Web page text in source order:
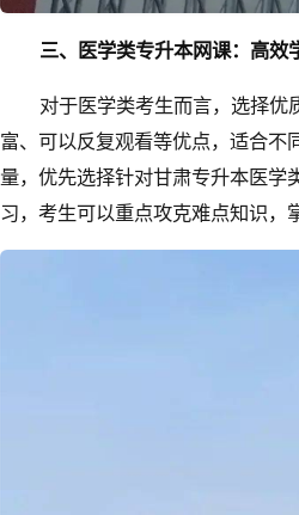
三、医学类专升本网课：高效
对于医学类考生而言，选择优
富、可以反复观看等优点，适合不
量，优先选择针对甘肃专升本医学
习，考生可以重点攻克难点知识，